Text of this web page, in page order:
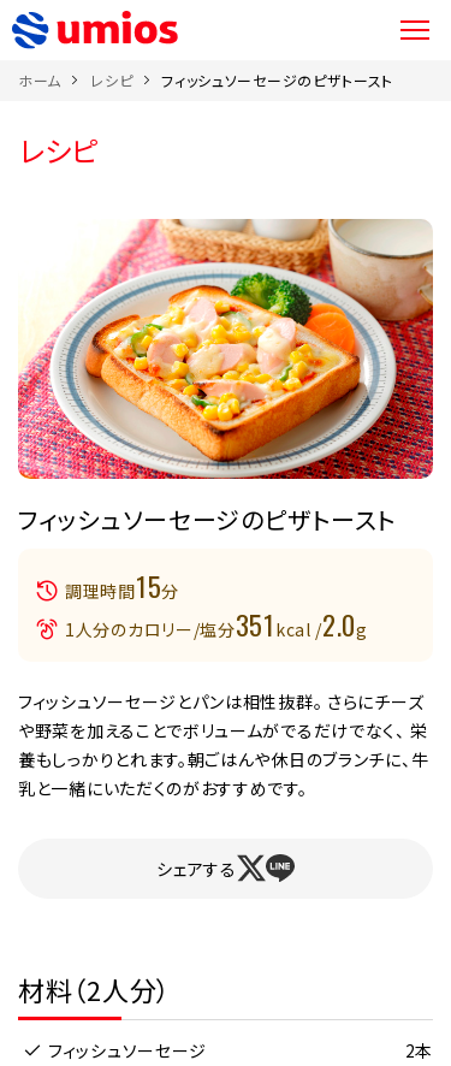
ホーム レシピ フィッシュソーセージのピザトースト
レシピ
フィッシュソーセージのピザトースト
調理時間15分
1人分のカロリー/塩分351 kcal /2.0g
フィッシュソーセージとパンは相性抜群。 さらにチーズ
や野菜を加えることでボリュームがでるだけでなく、 栄
養もしっかりとれます。朝ごはんや休日のブランチに、牛
乳と一緒にいただくのがおすすめです。
シェアする
材料（2人分）
フィッシュソーセージ 2本